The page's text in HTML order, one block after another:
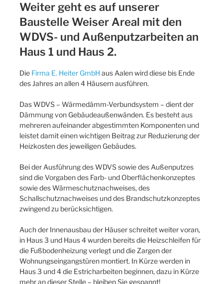
Weiter geht es auf unserer
Baustelle Weiser Areal mit den
WDVS- und Außenputzarbeiten an
Haus 1 und Haus 2.
Die Firma E. Heiter GmbH aus Aalen wird diese bis Ende
des Jahres an allen 4 Häusern ausführen.
Das WDVS – Wärmedämm-Verbundsystem – dient der
Dämmung von Gebäudeaußenwänden. Es besteht aus
mehreren aufeinander abgestimmten Komponenten und
leistet damit einen wichtigen Beitrag zur Reduzierung der
Heizkosten des jeweiligen Gebäudes.
Bei der Ausführung des WDVS sowie des Außenputzes
sind die Vorgaben des Farb- und Oberflächenkonzeptes
sowie des Wärmeschutznachweises, des
Schallschutznachweises und des Brandschutzkonzeptes
zwingend zu berücksichtigen.
Auch der Innenausbau der Häuser schreitet weiter voran,
in Haus 3 und Haus 4 wurden bereits die Heizschleifen für
die Fußbodenheizung verlegt und die Zargen der
Wohnungseingangstüren montiert. In Kürze werden in
Haus 3 und 4 die Estricharbeiten beginnen, dazu in Kürze
mehr an dieser Stelle – bleiben Sie gespannt!